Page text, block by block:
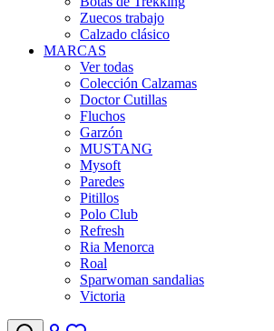
Zuecos trabajo
Calzado clásico
MARCAS
Ver todas
Colección Calzamas
Doctor Cutillas
Fluchos
Garzón
MUSTANG
Mysoft
Paredes
Pitillos
Polo Club
Refresh
Ria Menorca
Roal
Sparwoman sandalias
Victoria